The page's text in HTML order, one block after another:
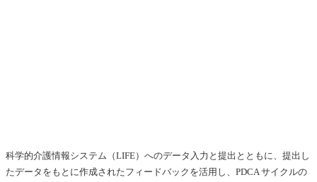
科学的介護情報システム（LIFE）へのデータ入力と提出とともに、提出し
たデータをもとに作成されたフィードバックを活用し、PDCA サイクルの